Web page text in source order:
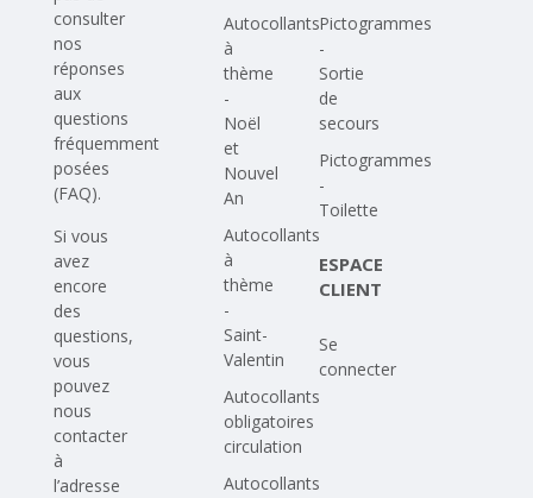
consulter
nos
réponses
aux
questions
fréquemment
posées
(FAQ).
Si vous
avez
encore
des
questions,
vous
pouvez
nous
contacter
à
l’adresse
Autocollants
à
thème
-
Noël
et
Nouvel
An
Autocollants
à
thème
-
Saint-
Valentin
Autocollants
obligatoires
circulation
Autocollants
Pictogrammes
-
Sortie
de
secours
Pictogrammes
-
Toilette
ESPACE
CLIENT
Se
connecter